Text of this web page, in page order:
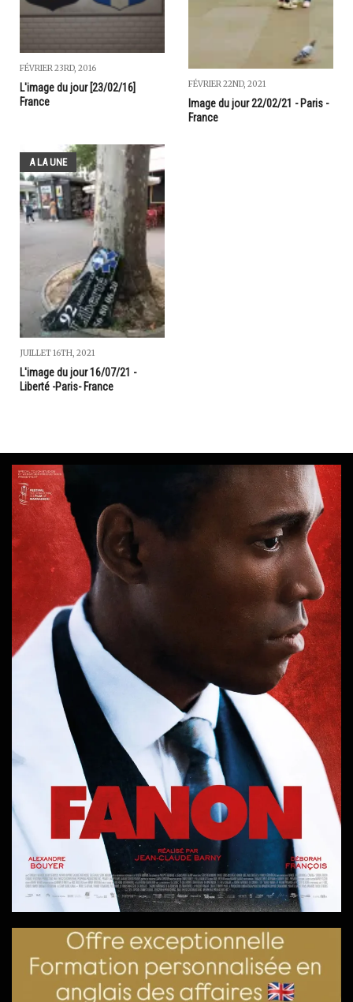
FÉVRIER 23RD, 2016
L'image du jour [23/02/16]
France
FÉVRIER 22ND, 2021
Image du jour 22/02/21 - Paris -
France
A LA UNE
JUILLET 16TH, 2021
L'image du jour 16/07/21 -
Liberté -Paris- France